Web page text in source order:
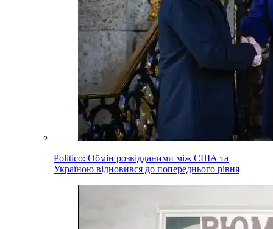
Politico: Обмін розвідданими між США та
Україною відновився до попереднього рівня